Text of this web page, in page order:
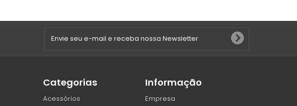
Categorias
Acessórios
Informação
Empresa